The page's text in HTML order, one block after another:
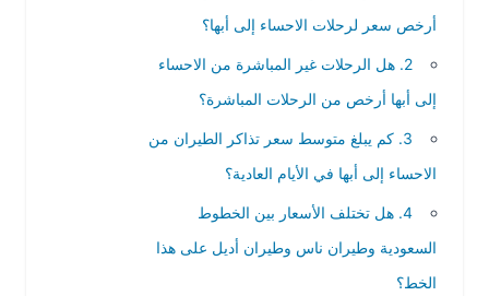
أرخص سعر لرحلات الاحساء إلى أبها؟
2. هل الرحلات غير المباشرة من الاحساء
إلى أبها أرخص من الرحلات المباشرة؟
3. كم يبلغ متوسط سعر تذاكر الطيران من
الاحساء إلى أبها في الأيام العادية؟
4. هل تختلف الأسعار بين الخطوط
السعودية وطيران ناس وطيران أديل على هذا